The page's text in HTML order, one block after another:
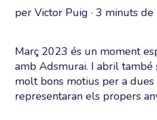
per Victor Puig · 3 minuts de
Març 2023 és un moment
amb Adsmurai. I abril també
molt bons motius per a
representaran els propers